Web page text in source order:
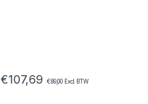
€107,69 €89,00 Excl. BTW